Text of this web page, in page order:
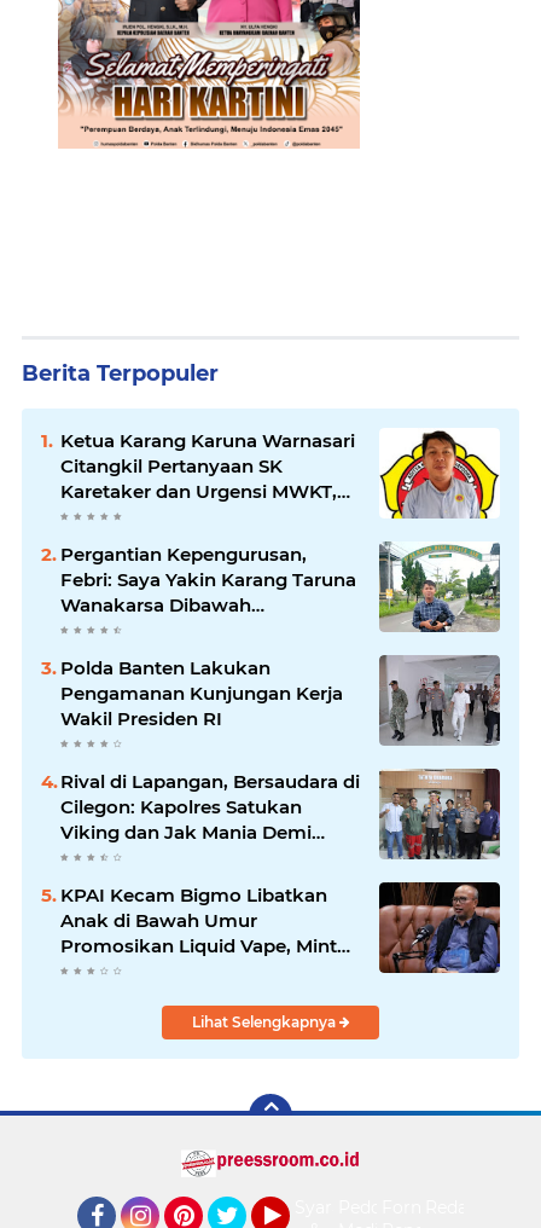
Berita Terpopuler
Ketua Karang Karuna Warnasari
Citangkil Pertanyaan SK
Karetaker dan Urgensi MWKT,
Saat Suasana Berduka
Pergantian Kepengurusan,
Febri: Saya Yakin Karang Taruna
Wanakarsa Dibawah
Kepemimpinan Bung Entus
Jauh Membawa Manfaat
Polda Banten Lakukan
Pengamanan Kunjungan Kerja
Wakil Presiden RI
Rival di Lapangan, Bersaudara di
Cilegon: Kapolres Satukan
Viking dan Jak Mania Demi
Nobar Damai Piala Presiden
KPAI Kecam Bigmo Libatkan
Anak di Bawah Umur
Promosikan Liquid Vape, Minta
Aparat Bertindak Tegas
Lihat Selengkapnya